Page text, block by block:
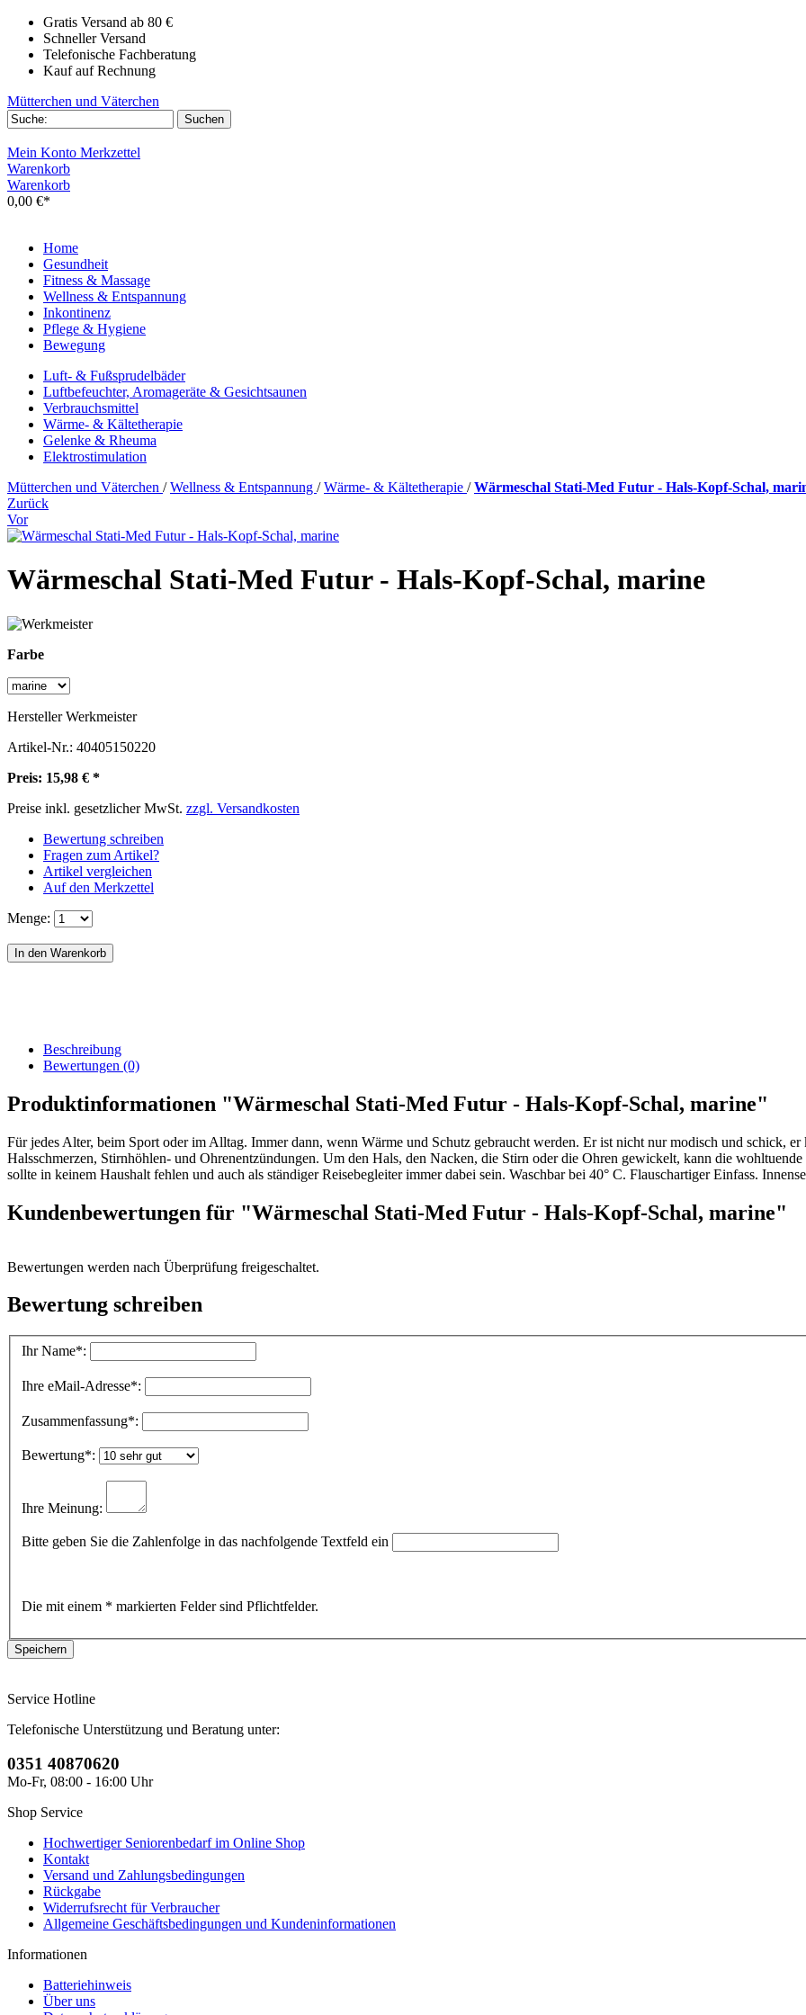
Gratis Versand ab 80 €
Schneller Versand
Telefonische Fachberatung
Kauf auf Rechnung
Mütterchen und Väterchen
Mein Konto Merkzettel
Warenkorb
Warenkorb
0,00 €*
Home
Gesundheit
Fitness & Massage
Wellness & Entspannung
Inkontinenz
Pflege & Hygiene
Bewegung
Luft- & Fußsprudelbäder
Luftbefeuchter, Aromageräte & Gesichtsaunen
Verbrauchsmittel
Wärme- & Kältetherapie
Gelenke & Rheuma
Elektrostimulation
Mütterchen und Väterchen / Wellness & Entspannung / Wärme- & Kältetherapie / Wärmeschal Stati-Med Futur - Hals-Kopf-Schal,
Zurück
Vor
Wärmeschal Stati-Med Futur - Hals-Kopf-Schal, marine
Farbe
HerstellerWerkmeister
Artikel-Nr.: 40405150220
Preis: 15,98 € *
Preise inkl. gesetzlicher MwSt. zzgl. Versandkosten
Bewertung schreiben
Fragen zum Artikel?
Artikel vergleichen
Auf den Merkzettel
Menge:
Beschreibung
Bewertungen (0)
Produktinformationen "Wärmeschal Stati-Med Futur - Hals-Kopf-Schal, marine"
Für jedes Alter, beim Sport oder im Alltag. Immer dann, wenn Wärme und Schutz gebraucht werden. Er ist nicht nur modisch und schick,
Halsschmerzen, Stirnhöhlen- und Ohrenentzündungen. Um den Hals, den Nacken, die Stirn oder die Ohren gewickelt, kann die
sollte in keinem Haushalt fehlen und auch als ständiger Reisebegleiter immer dabei sein. Waschbar bei 40° C. Flauschartiger Einfass.
Kundenbewertungen für "Wärmeschal Stati-Med Futur - Hals-Kopf-Schal, marine"
Bewertungen werden nach Überprüfung freigeschaltet.
Bewertung schreiben
Ihr Name*:
Ihre eMail-Adresse*:
Zusammenfassung*:
Bewertung*:
Ihre Meinung:
Bitte geben Sie die Zahlenfolge in das nachfolgende Textfeld ein
Die mit einem * markierten Felder sind Pflichtfelder.
Service Hotline
Telefonische Unterstützung und Beratung unter:
0351 40870620
Mo-Fr, 08:00 - 16:00 Uhr
Shop Service
Hochwertiger Seniorenbedarf im Online Shop
Kontakt
Versand und Zahlungsbedingungen
Rückgabe
Widerrufsrecht für Verbraucher
Allgemeine Geschäftsbedingungen und Kundeninformationen
Informationen
Batteriehinweis
Über uns